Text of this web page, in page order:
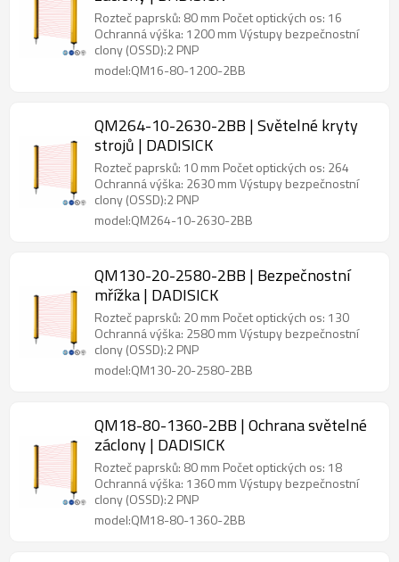
Rozteč paprsků: 80 mm Počet optických os: 16
Ochranná výška: 1200 mm Výstupy bezpečnostní
clony (OSSD):2 PNP
model:QM16-80-1200-2BB
QM264-10-2630-2BB | Světelné kryty
strojů | DADISICK
Rozteč paprsků: 10 mm Počet optických os: 264
Ochranná výška: 2630 mm Výstupy bezpečnostní
clony (OSSD):2 PNP
model:QM264-10-2630-2BB
QM130-20-2580-2BB | Bezpečnostní
mřížka | DADISICK
Rozteč paprsků: 20 mm Počet optických os: 130
Ochranná výška: 2580 mm Výstupy bezpečnostní
clony (OSSD):2 PNP
model:QM130-20-2580-2BB
QM18-80-1360-2BB | Ochrana světelné
záclony | DADISICK
Rozteč paprsků: 80 mm Počet optických os: 18
Ochranná výška: 1360 mm Výstupy bezpečnostní
clony (OSSD):2 PNP
model:QM18-80-1360-2BB